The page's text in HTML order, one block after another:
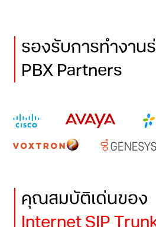
รองรับการทำงาน
PBX Partners
คุณสมบัติเด่นของ